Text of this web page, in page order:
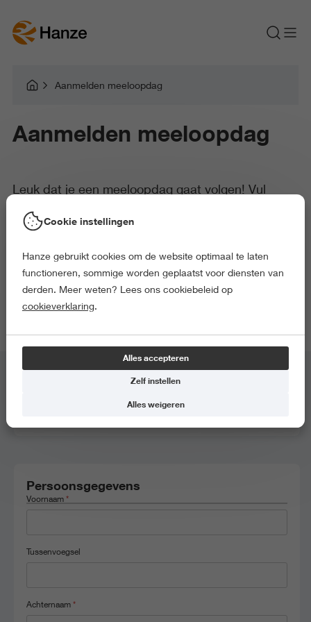
Aanmelden meeloopdag
Aanmelden meeloopdag
Leuk dat je een meeloopdag gaat volgen! Vul
hieronder je gegevens in om je aan te melden voor
de door jou gekozen meeloopdag.
Als je je hebt aangemeld ontvang je via de mail een bevestiging.
Hierin vind je ook meer informatie over het programma en de
BML - Medische Diagnostiek, 2 juni 2026, 9:30 - 14:00
Persoonsgegevens
Voornaam *
Tussenvoegsel
Achternaam *
Cookie instellingen
Hanze gebruikt cookies om de website optimaal te laten
functioneren, sommige worden geplaatst voor diensten van
derden. Meer weten? Lees ons cookiebeleid op
cookieverklaring.
Alles accepteren
Zelf instellen
Alles weigeren